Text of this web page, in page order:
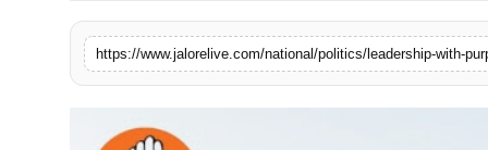
लाइफस्टाइल
https://www.jalorelive.com/national/politics/leadership-with-